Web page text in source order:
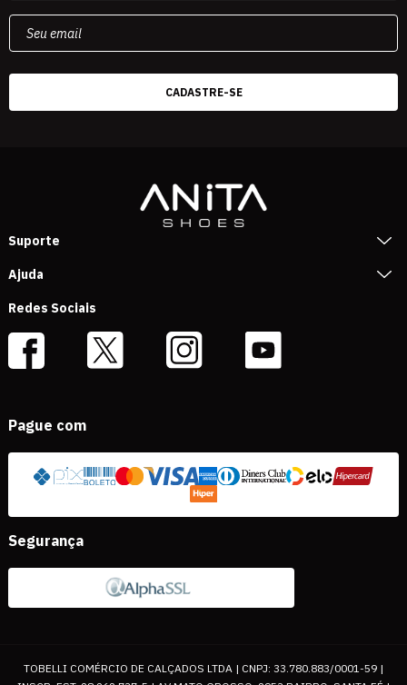
Suporte
Ajuda
Redes Sociais
Pague com
Segurança
TOBELLI COMÉRCIO DE CALÇADOS LTDA | CNPJ: 33.780.883/0001-59 |